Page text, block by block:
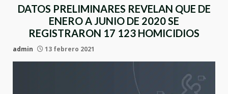
DATOS PRELIMINARES REVELAN QUE DE
ENERO A JUNIO DE 2020 SE
REGISTRARON 17 123 HOMICIDIOS
admin 13 febrero 2021